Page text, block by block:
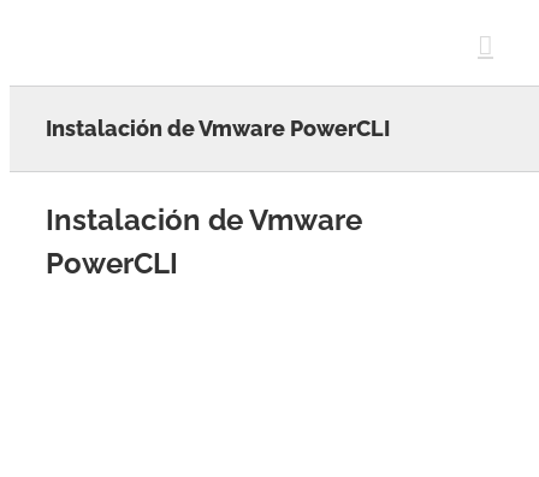
Instalación de Vmware PowerCLI
Instalación de Vmware
PowerCLI